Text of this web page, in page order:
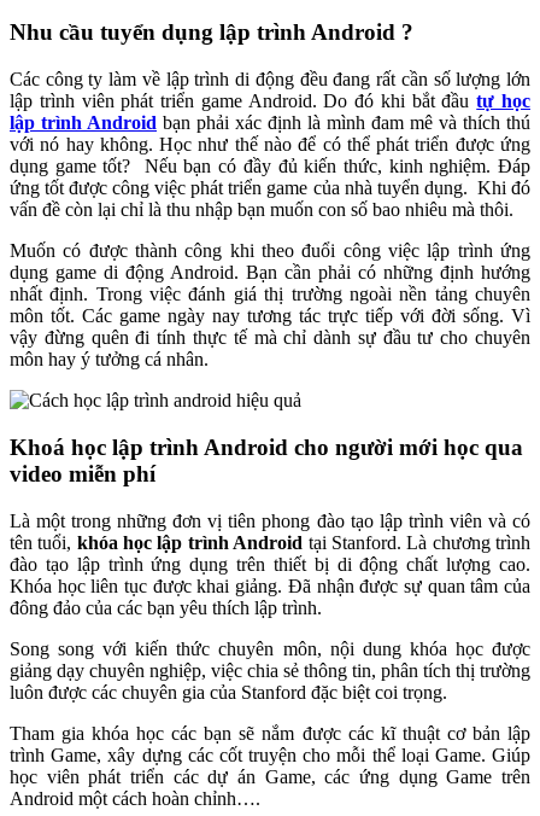
Nhu cầu tuyển dụng lập trình Android ?
Các công ty làm về lập trình di động đều đang rất cần số lượng lớn
lập trình viên phát triển game Android. Do đó khi bắt đầutự học
lập trình Android bạn phải xác định là mình đam mê và thích thú
với nó hay không. Học như thế nào để có thể phát triển được ứng
dụng game tốt? Nếu bạn có đầy đủ kiến thức, kinh nghiệm. Đáp
ứng tốt được công việc phát triển game của nhà tuyển dụng. Khi đó
vấn đề còn lại chỉ là thu nhập bạn muốn con số bao nhiêu mà thôi.
Muốn có được thành công khi theo đuổi công việc lập trình ứng
dụng game di động Android. Bạn cần phải có những định hướng
nhất định. Trong việc đánh giá thị trường ngoài nền tảng chuyên
môn tốt. Các game ngày nay tương tác trực tiếp với đời sống. Vì
vậy đừng quên đi tính thực tế mà chỉ dành sự đầu tư cho chuyên
môn hay ý tưởng cá nhân.
Khoá học lập trình Android cho người mới học qua
video miễn phí
Là một trong những đơn vị tiên phong đào tạo lập trình viên và có
tên tuổi, khóa học lập trình Android tại Stanford. Là chương trình
đào tạo lập trình ứng dụng trên thiết bị di động chất lượng cao.
Khóa học liên tục được khai giảng. Đã nhận được sự quan tâm của
đông đảo của các bạn yêu thích lập trình.
Song song với kiến thức chuyên môn, nội dung khóa học được
giảng dạy chuyên nghiệp, việc chia sẻ thông tin, phân tích thị trường
luôn được các chuyên gia của Stanford đặc biệt coi trọng.
Tham gia khóa học các bạn sẽ nắm được các kĩ thuật cơ bản lập
trình Game, xây dựng các cốt truyện cho mỗi thể loại Game. Giúp
học viên phát triển các dự án Game, các ứng dụng Game trên
Android một cách hoàn chỉnh….